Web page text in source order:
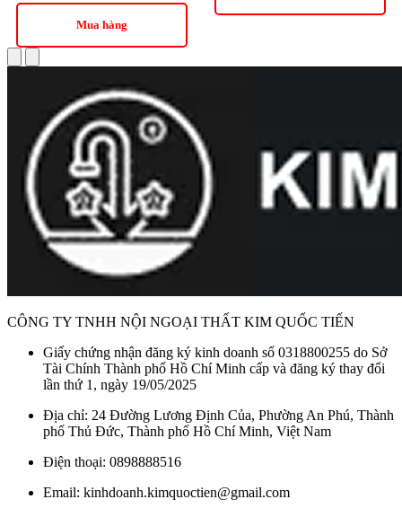
Mua hàng
CÔNG TY TNHH NỘI NGOẠI THẤT KIM QUỐC TIẾN
Giấy chứng nhận đăng ký kinh doanh số 0318800255 do Sở
Tài Chính Thành phố Hồ Chí Minh cấp và đăng ký thay đổi
lần thứ 1, ngày 19/05/2025
Địa chỉ: 24 Đường Lương Định Của, Phường An Phú, Thành
phố Thủ Đức, Thành phố Hồ Chí Minh, Việt Nam
Điện thoại: 0898888516
Email: kinhdoanh.kimquoctien@gmail.com